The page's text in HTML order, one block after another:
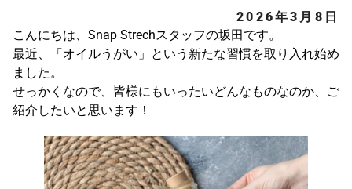
2026年3月8日
こんにちは、Snap Strechスタッフの坂田です。
最近、「オイルうがい」という新たな習慣を取り入れ始め
ました。
せっかくなので、皆様にもいったいどんなものなのか、ご
紹介したいと思います！